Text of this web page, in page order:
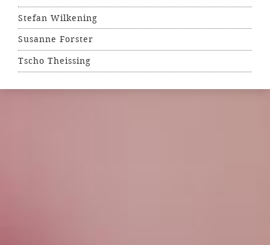
Stefan Wilkening
Susanne Forster
Tscho Theissing